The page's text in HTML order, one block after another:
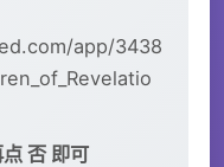
app/3438
否 即可